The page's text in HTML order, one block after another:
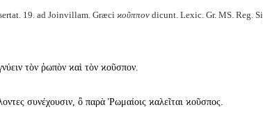
19. ad Joinvillam. Græci ϰοῦππονdicunt. Lexic. Gr. MS. Reg.
τὸν ῥωπὸν ϰαὶ τὸν ϰοῦσπον.
συνέχουσιν, ὂ παρὰ Ῥωμαίοις ϰαλεῖται ϰοῦσπος.